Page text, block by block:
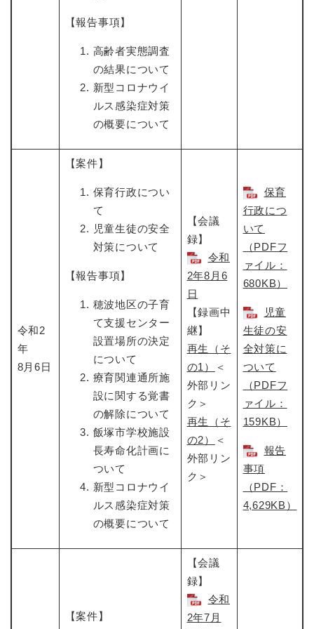
【報告事項】
高齢者実態調査
の結果について
新型コロナウイ
ルス感染症対策
の概要について
令和2
年
8月6日
【案件】
保育行政につい
て
児童生徒の安全
対策について
【報告事項】
穂波地区の子育
て支援センター
設置場所の決定
について
療育関連通所施
設に関する覚書
の解除について
飯塚市学校施設
長寿命化計画に
ついて
新型コロナウイ
ルス感染症対策
の概要について
【会議
録】
令和
2年8月6
日
【録画中
継】
再生（そ
の1）
＜
外部リン
ク＞
再生（そ
の2）
＜
外部リン
ク＞
保育
行政につ
いて
（PDFフ
ァイル：
680KB）
児童
生徒の安
全対策に
ついて
（PDFフ
ァイル：
159KB）
報告
事項
（PDF：
4,629KB）
【案件】
【会議
録】
令和
2年7月